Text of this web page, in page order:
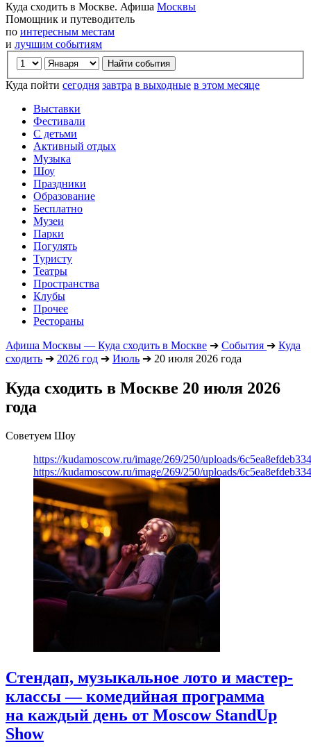
Куда сходить в Москве. Афиша Москвы
Помощник и путеводитель
по интересным местам
и лучшим событиям
Куда пойти сегодня завтра в выходные в этом месяце
Выставки
Фестивали
С детьми
Активный отдых
Музыка
Шоу
Праздники
Образование
Бесплатно
Музеи
Парки
Погулять
Туристу
Театры
Пространства
Клубы
Прочее
Рестораны
Афиша Москвы — Куда сходить в Москве ➔ События ➔ Куда
сходить ➔ 2026 год ➔ Июль ➔ 20 июля 2026 года
Куда сходить в Москве 20 июля 2026
года
Советуем Шоу
https://kudamoscow.ru/image/269/250/uploads/
https://kudamoscow.ru/image/269/250/uploads/
Стендап, музыкальное лото и мастер-
классы — комедийная программа
на каждый день от Moscow StandUp
Show